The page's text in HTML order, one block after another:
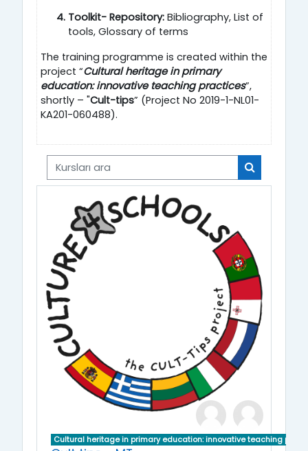
Toolkit- Repository: Bibliography, List of
tools, Glossary of terms
The training programme is created within the
project “Cultural heritage in primary
education: innovative teaching practices”,
shortly – "Cult-tips” (Project No 2019-1-NL01-
KA201-060488).
Kursları ara
Kursları ara
Cultural heritage in primary education: innovative teaching